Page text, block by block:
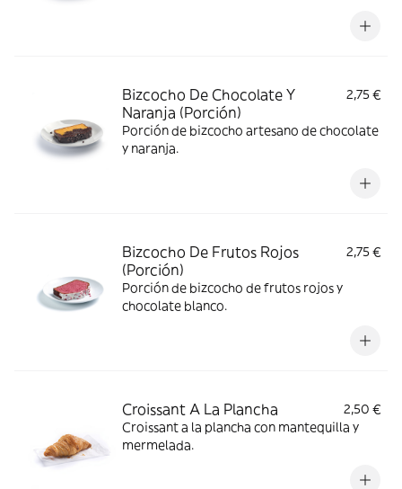
Bizcocho De Chocolate Y
Naranja (Porción)
2,75 €
Porción de bizcocho artesano de chocolate
y naranja.
Bizcocho De Frutos Rojos
(Porción)
2,75 €
Porción de bizcocho de frutos rojos y
chocolate blanco.
Croissant A La Plancha
2,50 €
Croissant a la plancha con mantequilla y
mermelada.